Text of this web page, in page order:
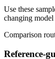
Use these
changing
Comparison
Reference-